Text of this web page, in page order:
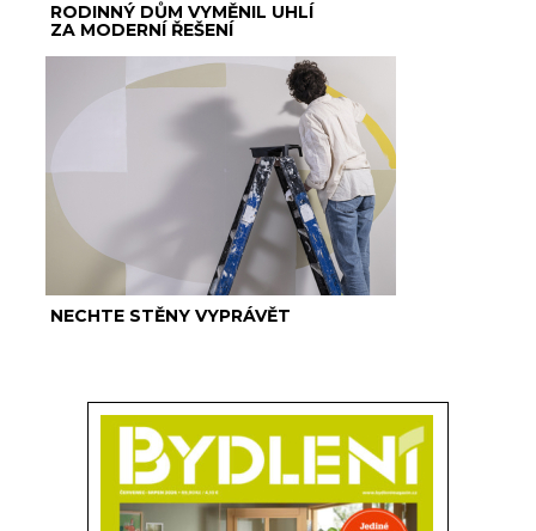
RODINNÝ DŮM VYMĚNIL UHLÍ
ZA MODERNÍ ŘEŠENÍ
NECHTE STĚNY VYPRÁVĚT